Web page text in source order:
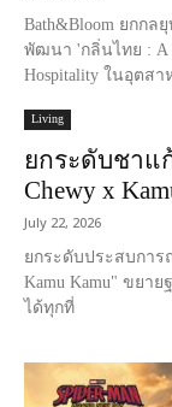
Bath&Bloom ยกกล
พัฒนา 'กลิ่นไทย : A
Hospitality ในอุตส
Living
ยกระดับชาแ
Chewy x
July 22, 2026
ยกระดับประสบการ
Kamu Kamu" ขยา
ได้ทุกที่